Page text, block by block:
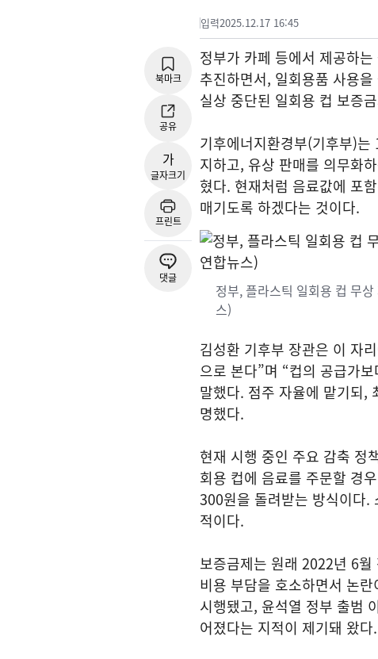
입력2025.12.17 16:45
북마크
공유
가
글자크기
프린트
댓글
정부가 카페 등에서 제공하
추진하면서, 일회용품 사용
실상 중단된 일회용 컵 보증
기후에너지환경부(기후부)
지하고, 유상 판매를 의무화
혔다. 현재처럼 음료값에 포
매기도록 하겠다는 것이다.
정부, 플라스틱 일회용 컵 무
스)
김성환 기후부 장관은 이 자
으로 본다”며 “컵의 공급가
말했다. 점주 자율에 맡기되,
명했다.
현재 시행 중인 주요 감축 정
회용 컵에 음료를 주문할 경
300원을 돌려받는 방식이다.
적이다.
보증금제는 원래 2022년 6월
비용 부담을 호소하면서 논
시행됐고, 윤석열 정부 출범
어졌다는 지적이 제기돼 왔다.